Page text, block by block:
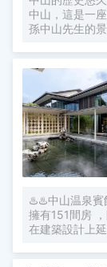
中山，這是一
孫中山先生的
攝影愛好者前
地方，著各種
則可以前往幻
夜景。 作為孫
觀，孫中山故
遺跡。同時這
山詹園，可以
園風光的崖口
♨️♨️中山温泉賓
擁有151間房
在建築設計上
館讓我深深的